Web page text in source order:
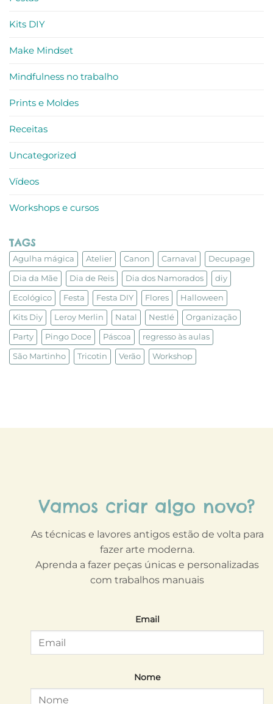
Kits DIY
Make Mindset
Mindfulness no trabalho
Prints e Moldes
Receitas
Uncategorized
Vídeos
Workshops e cursos
TAGS
Agulha mágica Atelier Canon Carnaval Decupage
Dia da Mãe Dia de Reis Dia dos Namorados diy
Ecológico Festa Festa DIY Flores Halloween
Kits Diy Leroy Merlin Natal Nestlé Organização
Party Pingo Doce Páscoa regresso às aulas
São Martinho Tricotin Verão Workshop
Vamos criar algo novo?
As técnicas e lavores antigos estão de volta para
fazer arte moderna.
Aprenda a fazer peças únicas e personalizadas
com trabalhos manuais
Email
Nome